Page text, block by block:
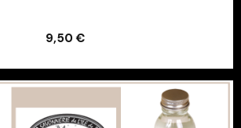
9,50 €
Ajouter au panier